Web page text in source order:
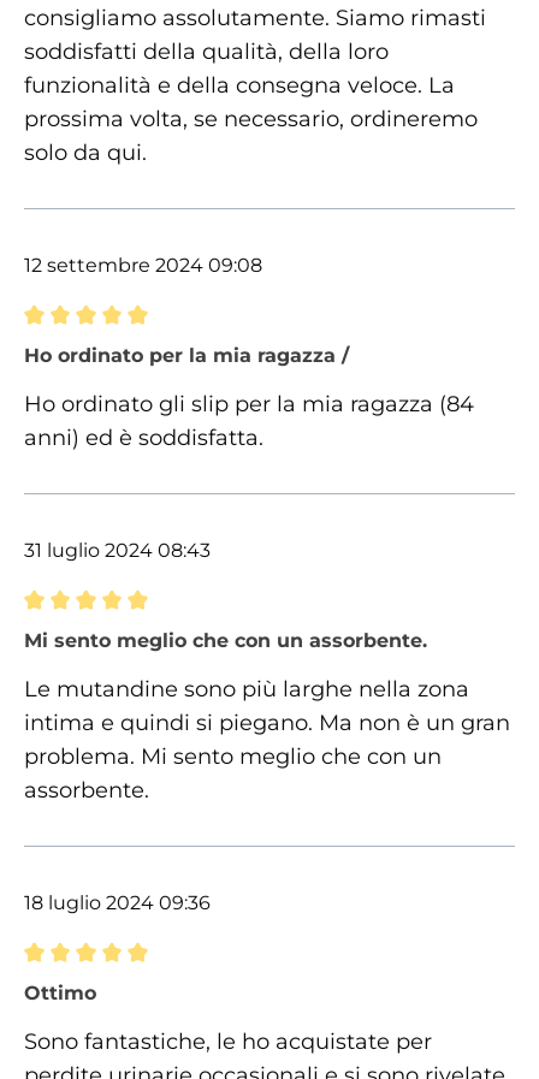
consigliamo assolutamente. Siamo rimasti
soddisfatti della qualità, della loro
funzionalità e della consegna veloce. La
prossima volta, se necessario, ordineremo
solo da qui.
12 settembre 2024 09:08
Recensione con valutazione di 5 su 5 stelle
Ho ordinato per la mia ragazza /
Ho ordinato gli slip per la mia ragazza (84
anni) ed è soddisfatta.
31 luglio 2024 08:43
Recensione con valutazione di 5 su 5 stelle
Mi sento meglio che con un assorbente.
Le mutandine sono più larghe nella zona
intima e quindi si piegano. Ma non è un gran
problema. Mi sento meglio che con un
assorbente.
18 luglio 2024 09:36
Recensione con valutazione di 5 su 5 stelle
Ottimo
Sono fantastiche, le ho acquistate per